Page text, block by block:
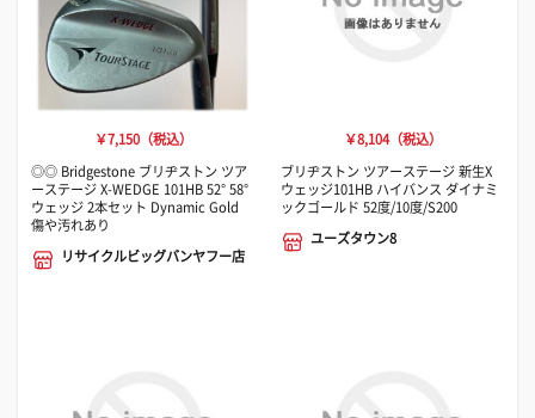
￥7,150（税込）
◎◎ Bridgestone ブリヂストン ツア
ーステージ X-WEDGE 101HB 52° 58°
ウェッジ 2本セット Dynamic Gold
傷や汚れあり
リサイクルビッグバンヤフー店
￥8,104（税込）
ブリヂストン ツアーステージ 新生X
ウェッジ101HB ハイバンス ダイナミ
ックゴールド 52度/10度/S200
ユーズタウン8